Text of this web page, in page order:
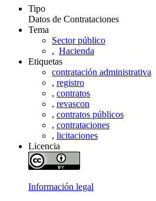
Tipo
Datos de Contrataciones
Tema
Sector público
, Hacienda
Etiquetas
contratación administrativa
, registro
, contratos
, revascon
, contratos públicos
, contrataciones
, licitaciones
Licencia
Información legal